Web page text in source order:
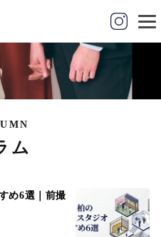
ム
め6選｜前撮